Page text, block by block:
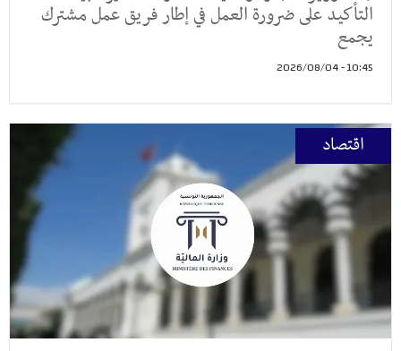
التأكيد على ضرورة العمل في إطار فريق عمل مشترك
يجمع
10:45 - 2026/08/04
اقتصاد